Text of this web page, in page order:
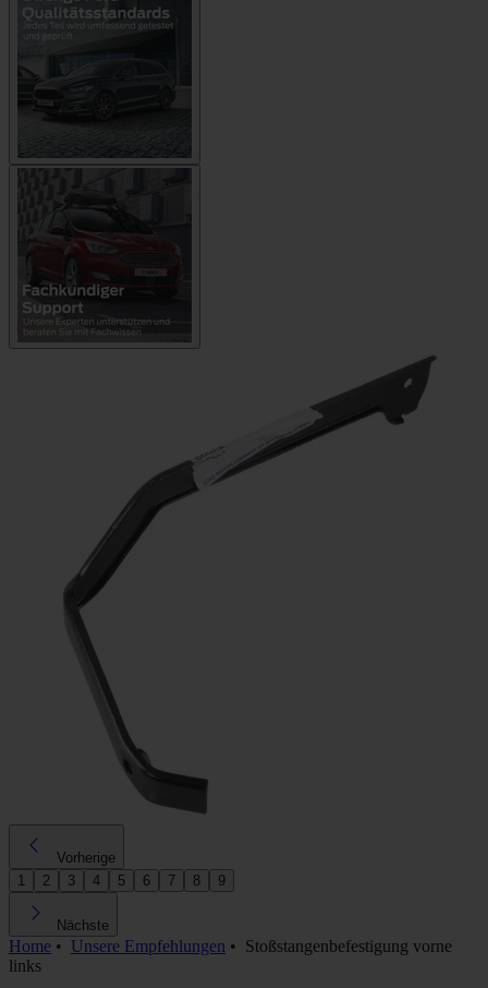
Vorherige
1
2 3 4 5 6 7 8 9
Nächste
Home • Unsere Empfehlungen • Stoßstangenbefestigung vorne
links